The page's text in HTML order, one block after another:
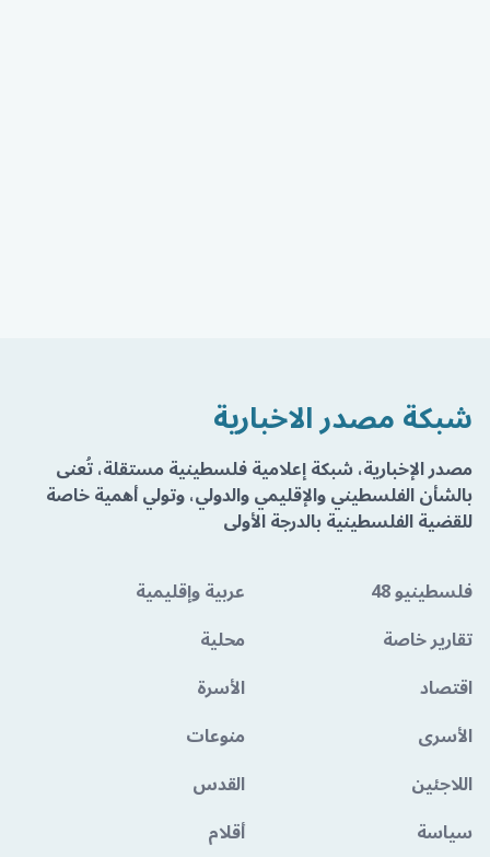
شبكة مصدر الاخبارية
مصدر الإخبارية، شبكة إعلامية فلسطينية مستقلة، تُعنى
بالشأن الفلسطيني والإقليمي والدولي، وتولي أهمية خاصة
للقضية الفلسطينية بالدرجة الأولى
فلسطينيو 48
عربية وإقليمية
تقارير خاصة
محلية
اقتصاد
الأسرة
الأسرى
منوعات
اللاجئين
القدس
سياسة
أقلام